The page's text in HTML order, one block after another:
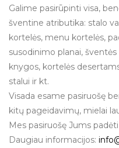
Galime pasirūpinti visa,
šventine atributika: stalo
kortelės, menu kortelės,
susodinimo planai,
knygos, kortelės
stalui ir kt.
Visada esame pasiruošę
kitų pageidavimų, mielai
Mes pasiruošę Jums
Daugiau informacijos: